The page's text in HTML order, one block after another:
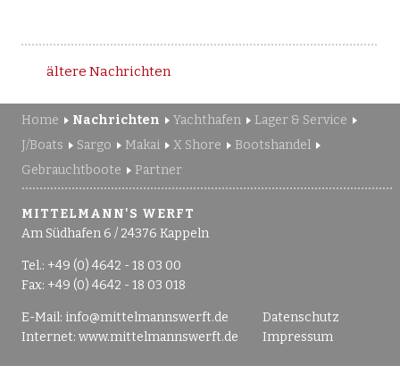
ältere Nachrichten
Home Nachrichten Yachthafen
Lager & Service
J/Boats
Sargo Makai X Shore
Bootshandel
Gebrauchtboote
Partner
MITTELMANN'S WERFT
Am Südhafen 6 / 24376 Kappeln
Tel.: +49 (0) 4642 - 18 03 00
Fax: +49 (0) 4642 - 18 03 018
E-Mail: info@mittelmannswerft.de
Internet: www.mittelmannswerft.de
Datenschutz
Impressum